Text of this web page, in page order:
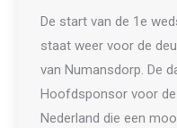
De start van de 1e
staat weer voor de
van Numansdorp. De
Hoofdsponsor voor
Nederland die een